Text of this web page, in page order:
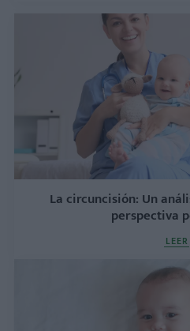
La circu​ncisión: Un
perspectiva
LEER